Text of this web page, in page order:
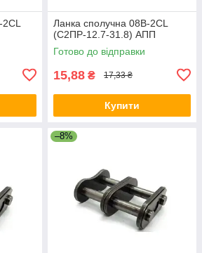
Ланка сполучна 08B-2CL
(С2ПР-12.7-31.8) АПП
Готово до відправки
15,88 ₴ 17,33 ₴
Купити
–8%